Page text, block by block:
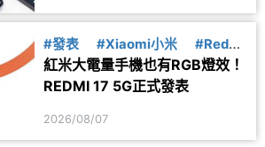
#發表 #Xiaomi小米
#Redmi
紅米
紅米大電量手機也有RGB燈效！
REDMI 17 5G正式發表
2026/08/07